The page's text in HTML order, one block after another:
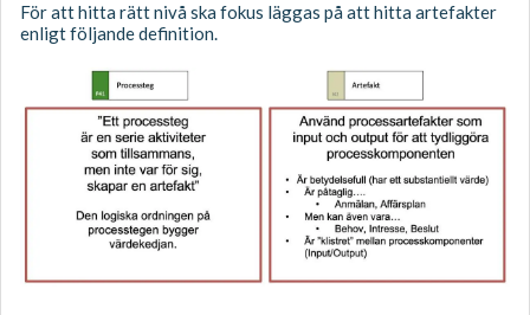
För att hitta rätt nivå ska fokus läggas på att hitta artefakter
enligt följande definition.